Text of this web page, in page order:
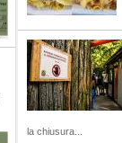
la chiusura...